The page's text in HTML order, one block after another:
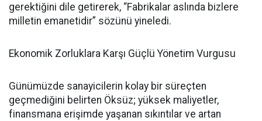
gerektiğini dile getirerek, “Fabrikalar aslında bizlere
milletin emanetidir” sözünü yineledi.
Ekonomik Zorluklara Karşı Güçlü Yönetim Vurgusu
Günümüzde sanayicilerin kolay bir süreçten
geçmediğini belirten Öksüz; yüksek maliyetler,
finansmana erişimde yaşanan sıkıntılar ve artan